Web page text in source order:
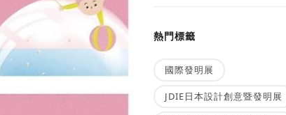
熱門標籤
國際發明展
JDIE日本設計創意暨發明展